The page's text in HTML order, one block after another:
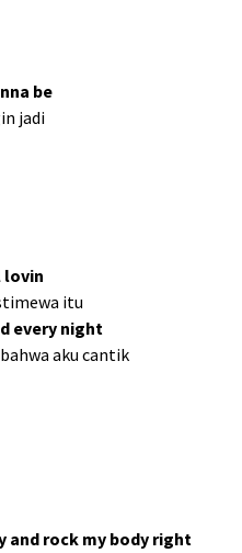
be
jadi
lovin
itu
every night
aku cantik
and rock my body right